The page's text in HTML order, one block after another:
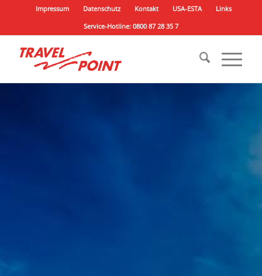
Impressum Datenschutz Kontakt USA-ESTA
Links
Service-Hotline: 0800 87 28 35 7